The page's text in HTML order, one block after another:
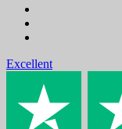
Excellent